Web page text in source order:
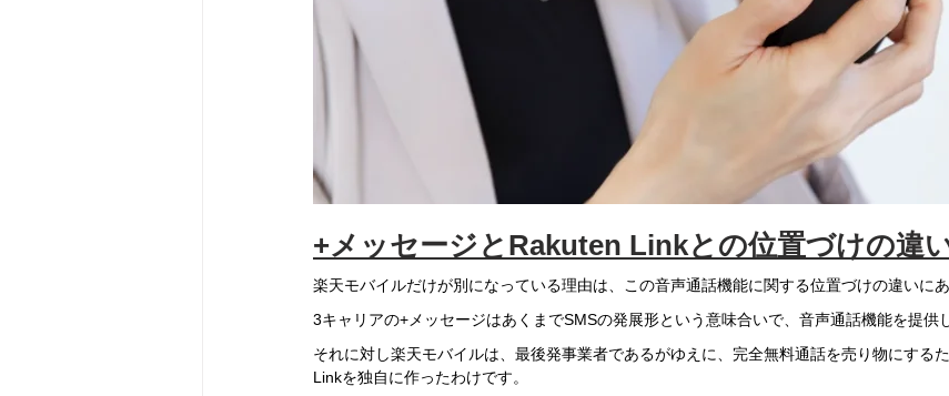
+メッセージとRakuten Linkとの位置づけの違
楽天モバイルだけが別になっている理由は、この音声通話機能に関する位置づけの違いにあ
3キャリアの+メッセージはあくまでSMSの発展形という意味合いで、音声通話機能を提供
それに対し楽天モバイルは、最後発事業者であるがゆえに、完全無料通話を売り物にする
Linkを独自に作ったわけです。